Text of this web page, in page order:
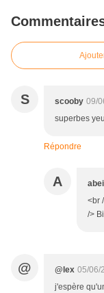
S scooby 09/
superbes
Répondre
A
<br
/>
@ @lex 05/06/
j'espère